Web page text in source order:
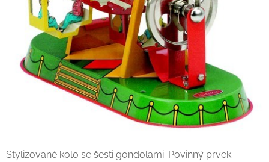
Stylizované kolo se šesti gondolami. Povinný prvek